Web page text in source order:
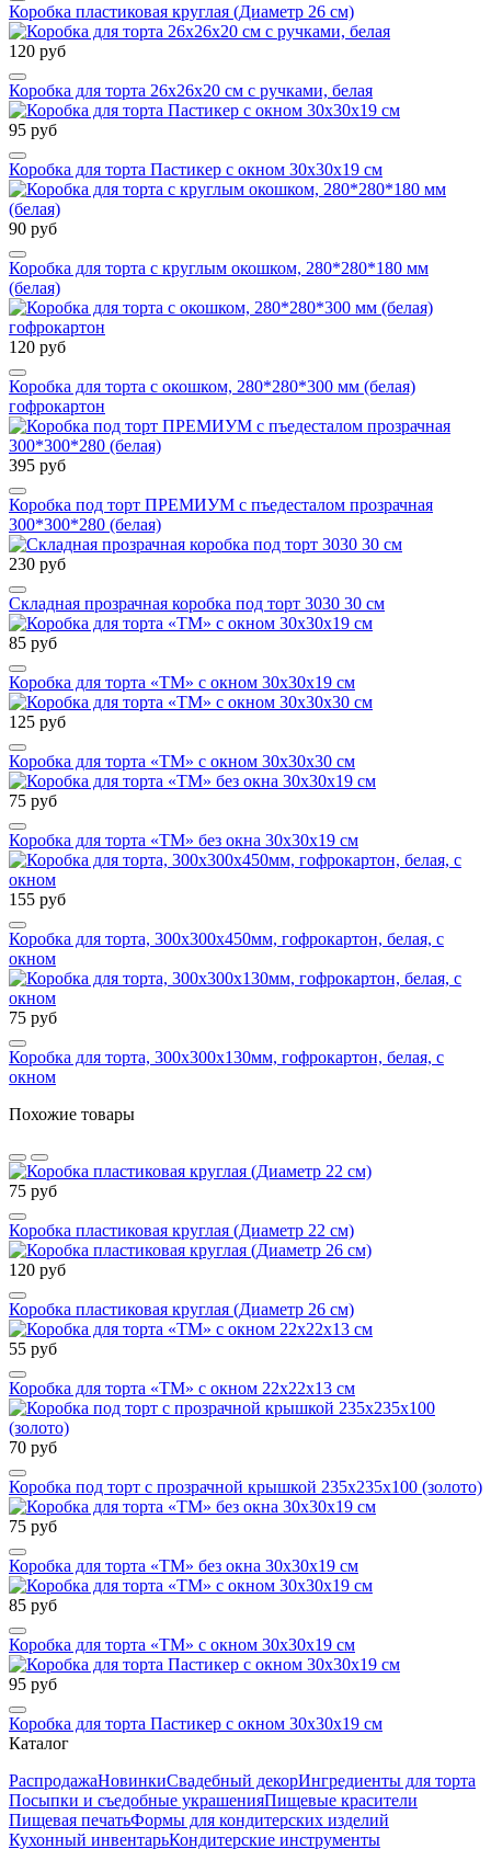
Коробка пластиковая круглая (Диаметр 26 см)
120 руб
Коробка для торта 26х26х20 см с ручками, белая
95 руб
Коробка для торта Пастикер с окном 30х30х19 см
90 руб
Коробка для торта с круглым окошком, 280*280*180 мм
(белая)
120 руб
Коробка для торта с окошком, 280*280*300 мм (белая)
гофрокартон
395 руб
Коробка под торт ПРЕМИУМ с пъедесталом прозрачная
300*300*280 (белая)
230 руб
Складная прозрачная коробка под торт 3030 30 см
85 руб
Коробка для торта «ТМ» с окном 30х30х19 см
125 руб
Коробка для торта «ТМ» с окном 30х30х30 см
75 руб
Коробка для торта «ТМ» без окна 30х30х19 см
155 руб
Коробка для торта, 300x300x450мм, гофрокартон, белая, с
окном
75 руб
Коробка для торта, 300x300x130мм, гофрокартон, белая, с
окном
Похожие товары
75 руб
Коробка пластиковая круглая (Диаметр 22 см)
120 руб
Коробка пластиковая круглая (Диаметр 26 см)
55 руб
Коробка для торта «ТМ» с окном 22х22х13 см
70 руб
Коробка под торт с прозрачной крышкой 235х235х100 (золото)
75 руб
Коробка для торта «ТМ» без окна 30х30х19 см
85 руб
Коробка для торта «ТМ» с окном 30х30х19 см
95 руб
Коробка для торта Пастикер с окном 30х30х19 см
Каталог
РаспродажаНовинкиСвадебный декорИнгредиенты для торта
Посыпки и съедобные украшенияПищевые красители
Пищевая печатьФормы для кондитерских изделий
Кухонный инвентарьКондитерские инструменты